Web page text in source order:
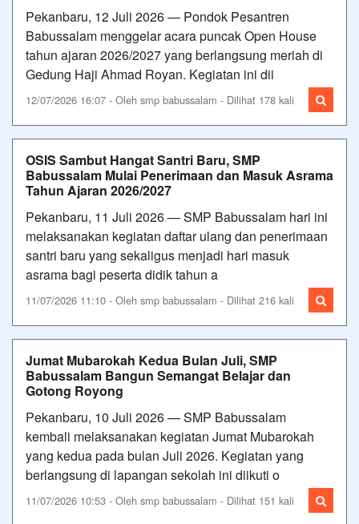
Pekanbaru, 12 Juli 2026 — Pondok Pesantren
Babussalam menggelar acara puncak Open House
tahun ajaran 2026/2027 yang berlangsung meriah di
Gedung Haji Ahmad Royan. Kegiatan ini dii
12/07/2026 16:07 - Oleh smp babussalam - Dilihat 178 kali
OSIS Sambut Hangat Santri Baru, SMP
Babussalam Mulai Penerimaan dan Masuk Asrama
Tahun Ajaran 2026/2027
Pekanbaru, 11 Juli 2026 — SMP Babussalam hari ini
melaksanakan kegiatan daftar ulang dan penerimaan
santri baru yang sekaligus menjadi hari masuk
asrama bagi peserta didik tahun a
11/07/2026 11:10 - Oleh smp babussalam - Dilihat 216 kali
Jumat Mubarokah Kedua Bulan Juli, SMP
Babussalam Bangun Semangat Belajar dan
Gotong Royong
Pekanbaru, 10 Juli 2026 — SMP Babussalam
kembali melaksanakan kegiatan Jumat Mubarokah
yang kedua pada bulan Juli 2026. Kegiatan yang
berlangsung di lapangan sekolah ini diikuti o
11/07/2026 10:53 - Oleh smp babussalam - Dilihat 151 kali